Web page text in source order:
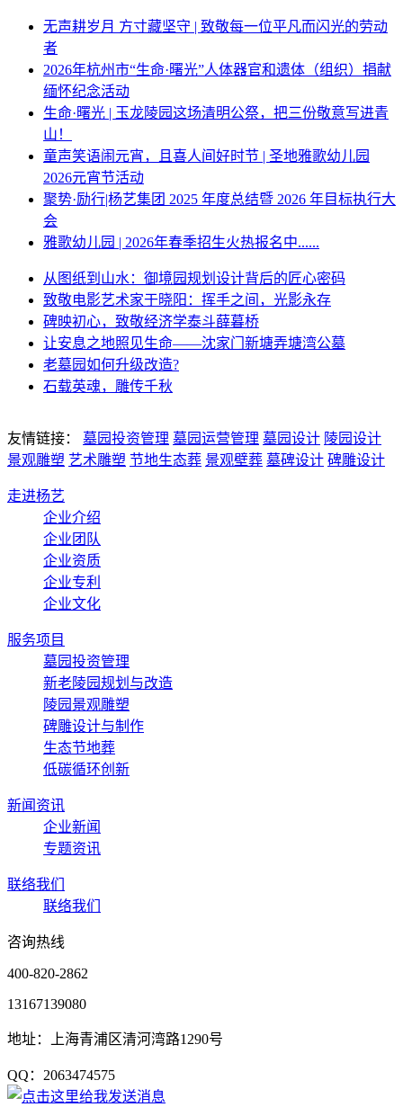
无声耕岁月 方寸藏坚守 | 致敬每一位平凡而闪光的劳动
者
2026年杭州市“生命·曙光”人体器官和遗体（组织）捐献
缅怀纪念活动
生命·曙光 | 玉龙陵园这场清明公祭，把三份敬意写进青
山！
童声笑语闹元宵，且喜人间好时节 | 圣地雅歌幼儿园
2026元宵节活动
聚势·励行|杨艺集团 2025 年度总结暨 2026 年目标执行大
会
雅歌幼儿园 | 2026年春季招生火热报名中......
从图纸到山水：御境园规划设计背后的匠心密码
致敬电影艺术家于晓阳：挥手之间，光影永存
碑映初心，致敬经济学泰斗薛暮桥
让安息之地照见生命——沈家门新塘弄塘湾公墓
老墓园如何升级改造?
石载英魂，雕传千秋
友情链接： 墓园投资管理 墓园运营管理 墓园设计 陵园设计
景观雕塑 艺术雕塑 节地生态葬 景观壁葬 墓碑设计 碑雕设计
走进杨艺
企业介绍
企业团队
企业资质
企业专利
企业文化
服务项目
墓园投资管理
新老陵园规划与改造
陵园景观雕塑
碑雕设计与制作
生态节地葬
低碳循环创新
新闻资讯
企业新闻
专题资讯
联络我们
联络我们
咨询热线
400-820-2862
13167139080
地址：上海青浦区清河湾路1290号
QQ：2063474575